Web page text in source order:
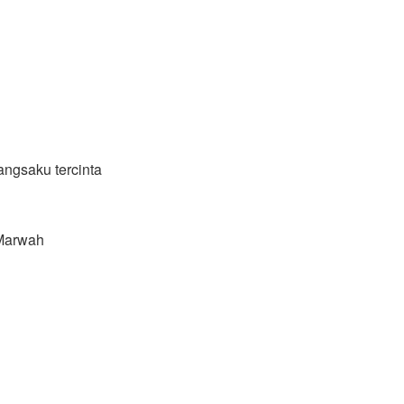
tercinta